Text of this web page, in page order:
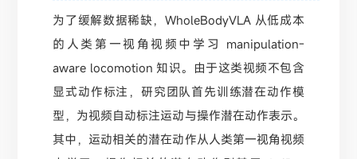
为了缓解数据稀缺，WholeBodyVLA 从低成本
的人类第一视角视频中学习 manipulation-
aware locomotion 知识。由于这类视频不包含
显式动作标注，研究团队首先训练潜在动作模
型，为视频自动标注运动与操作潜在动作表示。
其中，运动相关的潜在动作从人类第一视角视频